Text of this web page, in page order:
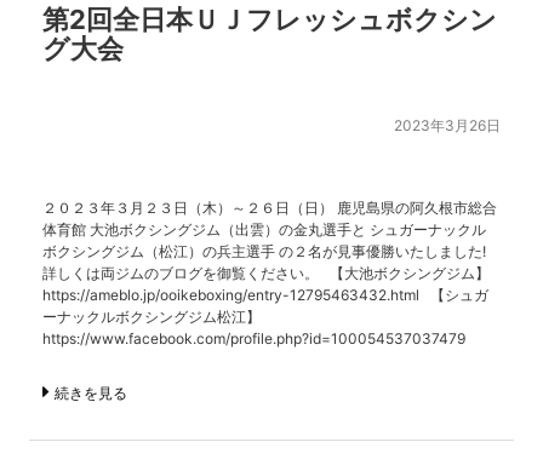
第2回全日本ＵＪフレッシュボクシン
グ大会
2023年3月26日
２０２３年３月２３日（木）～２６日（日） 鹿児島県の阿久根市総合
体育館 大池ボクシングジム（出雲）の金丸選手と シュガーナックル
ボクシングジム（松江）の兵主選手 の２名が見事優勝いたしました!
詳しくは両ジムのブログを御覧ください。 【大池ボクシングジム】
https://ameblo.jp/ooikeboxing/entry-12795463432.html 【シュガ
ーナックルボクシングジム松江】
https://www.facebook.com/profile.php?id=100054537037479
続きを見る